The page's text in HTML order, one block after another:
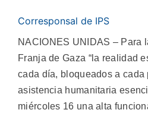
Corresponsal de IPS
NACIONES UNIDAS – Para
Franja de Gaza “la realidad
cada día, bloqueados a
asistencia humanitaria
miércoles 16 una alta